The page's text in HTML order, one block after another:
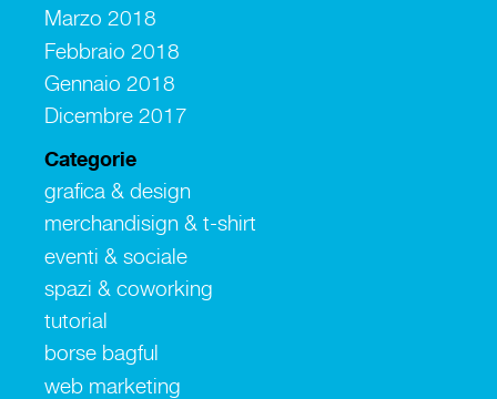
Marzo 2018
Febbraio 2018
Gennaio 2018
Dicembre 2017
Categorie
grafica & design
merchandisign & t-shirt
eventi & sociale
spazi & coworking
tutorial
borse bagful
web marketing